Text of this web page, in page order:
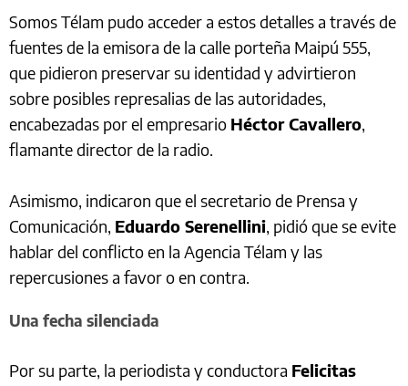
Somos Télam pudo acceder a estos detalles a través de
fuentes de la emisora de la calle porteña Maipú 555,
que pidieron preservar su identidad y advirtieron
sobre posibles represalias de las autoridades,
encabezadas por el empresario Héctor Cavallero,
flamante director de la radio.
Asimismo, indicaron que el secretario de Prensa y
Comunicación, Eduardo Serenellini, pidió que se evite
hablar del conflicto en la Agencia Télam y las
repercusiones a favor o en contra.
Una fecha silenciada
Por su parte, la periodista y conductora Felicitas